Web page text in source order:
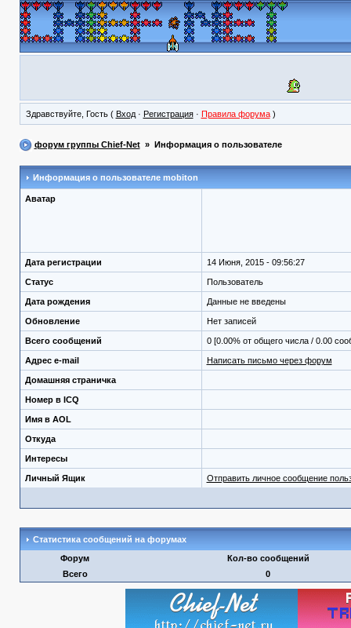
Здравствуйте, Гость ( Вход· Регистрация· Правила форума)
форум группы Chief-Net» Информация о пользователе
Информация о пользователе mobiton
Аватар
Дата регистрации 14 Июня, 2015 - 09:56:27
Статус Пользователь
Дата рождения Данные не введены
Обновление Нет записей
Всего сообщений 0 [0.00% от общего числа / 0.00
Адрес e-mail Написать письмо через форум
Домашняя страничка
Номер в ICQ
Имя в AOL
Откуда
Интересы
Личный Ящик Отправить личное сообщение
Статистика сообщений на форумах
Форум
Кол-во сообщений
Всего
0